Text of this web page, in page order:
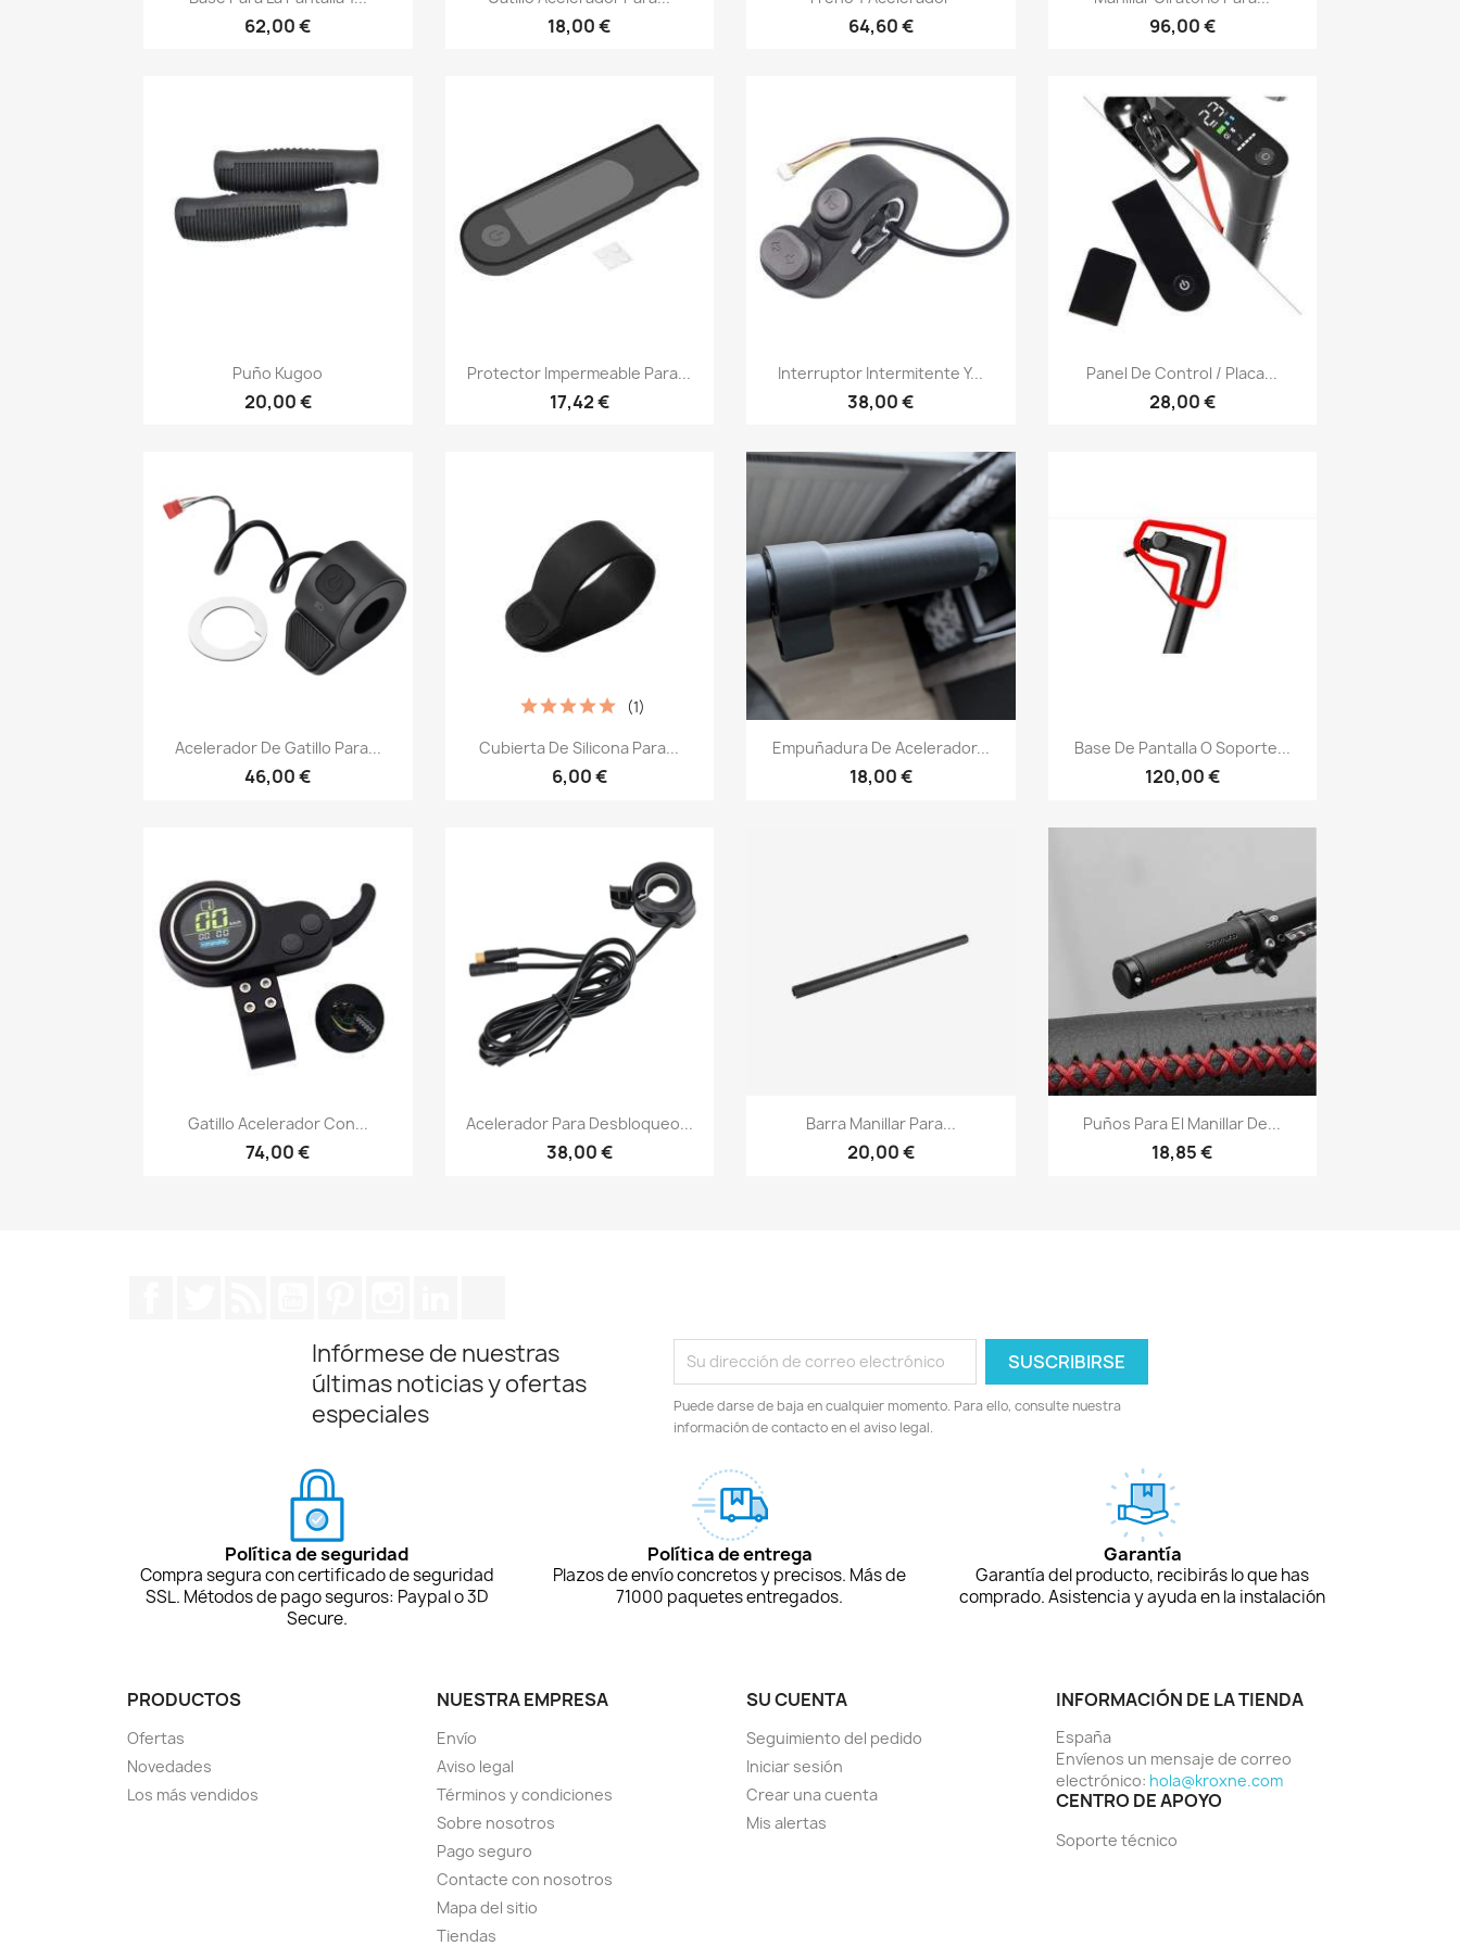
62,00 € 18,00 € 64,60 € 96,00 €
Vista rápida
Puño Kugoo
20,00 €
Vista rápida
Protector Impermeable Para...
17,42 €
Vista rápida
Interruptor Intermitente Y...
38,00 €
Vista rápida
Panel De Control / Placa...
28,00 €
Vista rápida
Acelerador De Gatillo Para...
46,00 €
Vista rápida
Cubierta De Silicona Para...
6,00 €
(1)
Vista rápida
Empuñadura De Acelerador...
18,00 €
Vista rápida
Base De Pantalla O Soporte...
120,00 €
Vista rápida
Gatillo Acelerador Con...
74,00 €
Vista rápida
Acelerador Para Desbloqueo...
38,00 €
Vista rápida
Barra Manillar Para...
20,00 €
Vista rápida
Puños Para El Manillar De...
18,85 €
Infórmese de nuestras
últimas noticias y ofertas
especiales
Puede darse de baja en cualquier momento. Para ello, consulte nuestra
información de contacto en el aviso legal.
Política de seguridad
Compra segura con certificado de seguridad
SSL. Métodos de pago seguros: Paypal o 3D
Secure.
Política de entrega
Plazos de envío concretos y precisos. Más de
71000 paquetes entregados.
Garantía
Garantía del producto, recibirás lo que has
comprado. Asistencia y ayuda en la instalación
PRODUCTOS
Ofertas
Novedades
Los más vendidos
NUESTRA EMPRESA
Envío
Aviso legal
Términos y condiciones
Sobre nosotros
Pago seguro
Contacte con nosotros
Mapa del sitio
Tiendas
SU CUENTA
Seguimiento del pedido
Iniciar sesión
Crear una cuenta
Mis alertas
INFORMACIÓN DE LA TIENDA
España
Envíenos un mensaje de correo
electrónico: hola@kroxne.com
CENTRO DE APOYO
Soporte técnico